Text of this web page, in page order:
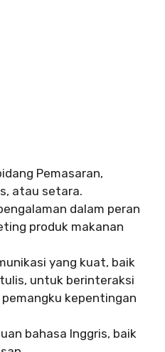
Pemasaran,
atau setara.
dalam peran
produk makanan
yang kuat, baik
untuk berinteraksi
kepentingan
bahasa Inggris, baik